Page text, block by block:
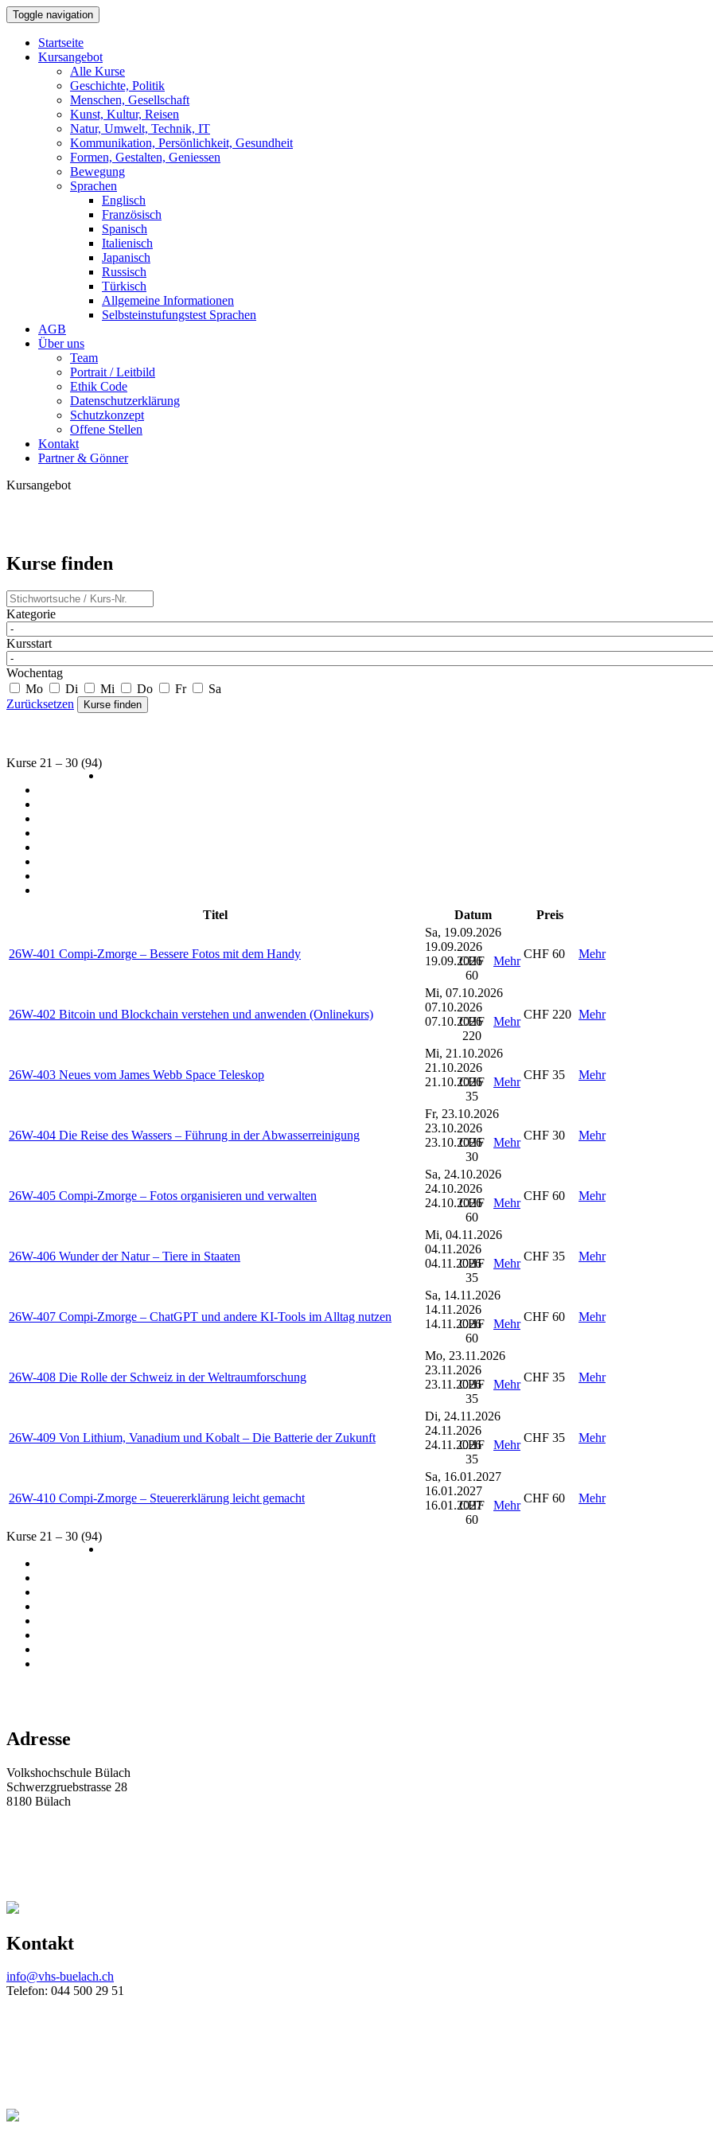
Toggle navigation
Startseite
Kursangebot
Alle Kurse
Geschichte, Politik
Menschen, Gesellschaft
Kunst, Kultur, Reisen
Natur, Umwelt, Technik, IT
Kommunikation, Persönlichkeit, Gesundheit
Formen, Gestalten, Geniessen
Bewegung
Sprachen
Englisch
Französisch
Spanisch
Italienisch
Japanisch
Russisch
Türkisch
Allgemeine Informationen
Selbsteinstufungstest Sprachen
AGB
Über uns
Team
Portrait / Leitbild
Ethik Code
Datenschutzerklärung
Schutzkonzept
Offene Stellen
Kontakt
Partner & Gönner
Kursangebot
Kurse finden
Kategorie
Kursstart
Wochentag
Mo
Di Mi Do Fr
Sa
Zurücksetzen
Kurse 21 – 30 (94)
Titel
Datum Preis
26W-401 Compi-Zmorge – Bessere Fotos mit dem Handy
Sa, 19.09.2026
19.09.2026
19.09.2026
CHF
60
Mehr
CHF 60 Mehr
26W-402 Bitcoin und Blockchain verstehen und anwenden (Onlinekurs)
Mi, 07.10.2026
07.10.2026
07.10.2026
CHF
220
Mehr
CHF 220 Mehr
26W-403 Neues vom James Webb Space Teleskop
Mi, 21.10.2026
21.10.2026
21.10.2026
CHF
35
Mehr
CHF 35 Mehr
26W-404 Die Reise des Wassers – Führung in der Abwasserreinigung
Fr, 23.10.2026
23.10.2026
23.10.2026
CHF
30
Mehr
CHF 30 Mehr
26W-405 Compi-Zmorge – Fotos organisieren und verwalten
Sa, 24.10.2026
24.10.2026
24.10.2026
CHF
60
Mehr
CHF 60 Mehr
26W-406 Wunder der Natur – Tiere in Staaten
Mi, 04.11.2026
04.11.2026
04.11.2026
CHF
35
Mehr
CHF 35 Mehr
26W-407 Compi-Zmorge – ChatGPT und andere KI-Tools im Alltag nutzen
Sa, 14.11.2026
14.11.2026
14.11.2026
CHF
60
Mehr
CHF 60 Mehr
26W-408 Die Rolle der Schweiz in der Weltraumforschung
Mo, 23.11.2026
23.11.2026
23.11.2026
CHF
35
Mehr
CHF 35 Mehr
26W-409 Von Lithium, Vanadium und Kobalt – Die Batterie der Zukunft
Di, 24.11.2026
24.11.2026
24.11.2026
CHF
35
Mehr
CHF 35 Mehr
26W-410 Compi-Zmorge – Steuererklärung leicht gemacht
Sa, 16.01.2027
16.01.2027
16.01.2027
CHF
60
Mehr
CHF 60 Mehr
Kurse 21 – 30 (94)
Adresse
Volkshochschule Bülach
Schwerzgruebstrasse 28
8180 Bülach
Kontakt
info@vhs-buelach.ch
Telefon: 044 500 29 51